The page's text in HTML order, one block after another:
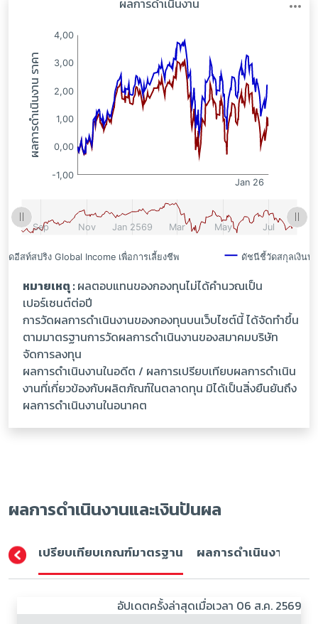
หมายเหตุ :ผลตอบแทนของกองทุนไม่ได้คำนวณเป็น
เปอร์เซนต์ต่อปี
การวัดผลการดำเนินงานของกองทุนบนเว็บไซต์นี้ ได้จัดทำขึ้น
ตามมาตรฐานการวัดผลการดำเนินงานของสมาคมบริษัท
จัดการลงทุน
ผลการดำเนินงานในอดีต / ผลการเปรียบเทียบผลการดำเนิน
งานที่เกี่ยวข้องกับผลิตภัณฑ์ในตลาดทุน มิได้เป็นสิ่งยืนยันถึง
ผลการดำเนินงานในอนาคต
ผลการดำเนินงานและเงินปันผล
เปรียบเทียบเกณฑ์มาตรฐาน ผลการดำเนินงาน (ปี
อัปเดตครั้งล่าสุดเมื่อเวลา 06 ส.ค. 2569